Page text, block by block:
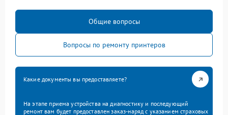
Общие вопросы
Вопросы по ремонту принтеров
Какие документы вы предоставляете?
На этапе приема устройства на диагностику и последующий
ремонт вам будет предоставлен заказ-наряд с указанием страховых